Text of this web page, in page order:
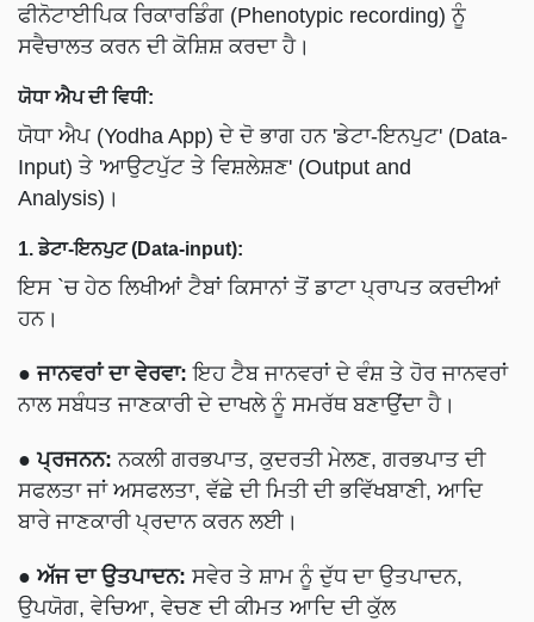
ਫੀਨੋਟਾਈਪਿਕ ਰਿਕਾਰਡਿੰਗ (Phenotypic recording) ਨੂੰ
ਸਵੈਚਾਲਤ ਕਰਨ ਦੀ ਕੋਸ਼ਿਸ਼ ਕਰਦਾ ਹੈ।
ਯੋਧਾ ਐਪ ਦੀ ਵਿਧੀ:
ਯੋਧਾ ਐਪ (Yodha App) ਦੇ ਦੋ ਭਾਗ ਹਨ 'ਡੇਟਾ-ਇਨਪੁਟ' (Data-
Input) ਤੇ 'ਆਉਟਪੁੱਟ ਤੇ ਵਿਸ਼ਲੇਸ਼ਣ' (Output and
Analysis)।
1. ਡੇਟਾ-ਇਨਪੁਟ (Data-input):
ਇਸ `ਚ ਹੇਠ ਲਿਖੀਆਂ ਟੈਬਾਂ ਕਿਸਾਨਾਂ ਤੋਂ ਡਾਟਾ ਪ੍ਰਾਪਤ ਕਰਦੀਆਂ
ਹਨ।
●ਜਾਨਵਰਾਂ ਦਾ ਵੇਰਵਾ: ਇਹ ਟੈਬ ਜਾਨਵਰਾਂ ਦੇ ਵੰਸ਼ ਤੇ ਹੋਰ ਜਾਨਵਰਾਂ
ਨਾਲ ਸਬੰਧਤ ਜਾਣਕਾਰੀ ਦੇ ਦਾਖਲੇ ਨੂੰ ਸਮਰੱਥ ਬਣਾਉਂਦਾ ਹੈ।
●ਪ੍ਰਜਨਨ: ਨਕਲੀ ਗਰਭਪਾਤ, ਕੁਦਰਤੀ ਮੇਲਣ, ਗਰਭਪਾਤ ਦੀ
ਸਫਲਤਾ ਜਾਂ ਅਸਫਲਤਾ, ਵੱਛੇ ਦੀ ਮਿਤੀ ਦੀ ਭਵਿੱਖਬਾਣੀ, ਆਦਿ
ਬਾਰੇ ਜਾਣਕਾਰੀ ਪ੍ਰਦਾਨ ਕਰਨ ਲਈ।
●ਅੱਜ ਦਾ ਉਤਪਾਦਨ: ਸਵੇਰ ਤੇ ਸ਼ਾਮ ਨੂੰ ਦੁੱਧ ਦਾ ਉਤਪਾਦਨ,
ਉਪਯੋਗ, ਵੇਚਿਆ, ਵੇਚਣ ਦੀ ਕੀਮਤ ਆਦਿ ਦੀ ਕੁੱਲ